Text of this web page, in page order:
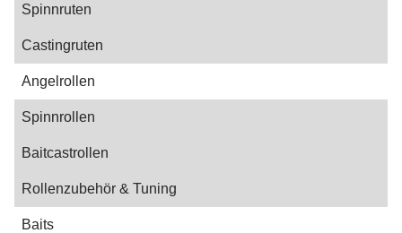
Spinnruten
Castingruten
Angelrollen
Spinnrollen
Baitcastrollen
Rollenzubehör & Tuning
Baits